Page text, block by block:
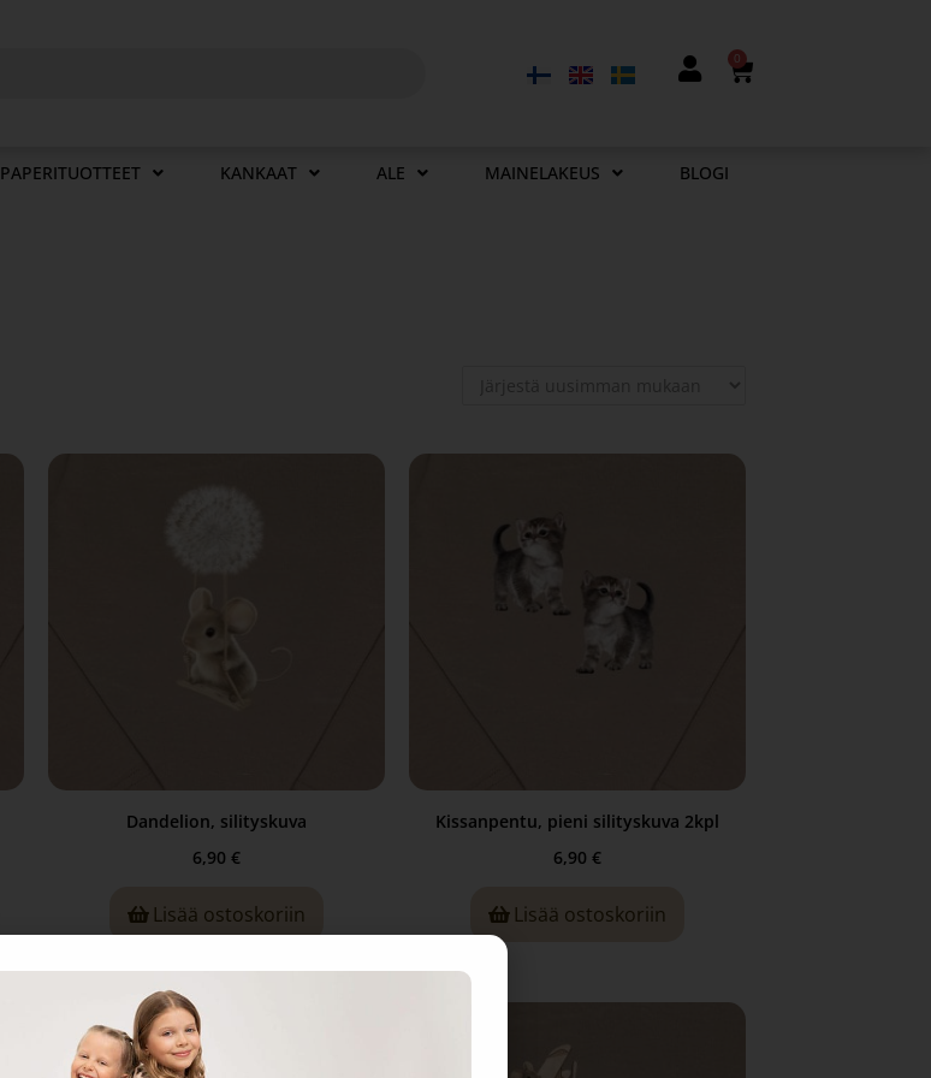
0
PAPERITUOTTEET KANKAAT ALE MAINELAKEUS BLOGI
Dandelion, silityskuva
6,90 €
Lisää ostoskoriin
Kissanpentu, pieni silityskuva 2kpl
6,90 €
Lisää ostoskoriin